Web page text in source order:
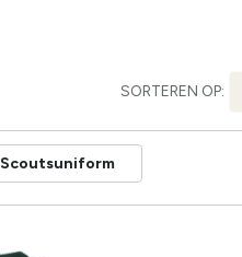
SORTEREN OP:
Scoutsuniform